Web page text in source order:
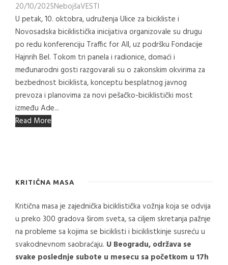
20/10/2025NebojšaVESTI
U petak, 10. oktobra, udruženja Ulice za bicikliste i
Novosadska biciklistička inicijativa organizovale su drugu
po redu konferenciju Traffic for All, uz podršku Fondacije
Hajnrih Bel. Tokom tri panela i radionice, domaći i
međunarodni gosti razgovarali su o zakonskim okvirima za
bezbednost biciklista, konceptu besplatnog javnog
prevoza i planovima za novi pešačko-biciklistički most
između Ade...
Read More
KRITIČNA MASA
Kritična masa je zajednička biciklistička vožnja koja se odvija
u preko 300 gradova širom sveta, sa ciljem skretanja pažnje
na probleme sa kojima se biciklisti i biciklistkinje susreću u
svakodnevnom saobraćaju. U Beogradu, održava se
svake poslednje subote u mesecu sa početkom u 17h